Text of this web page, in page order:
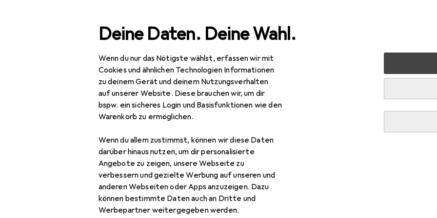
Deine Daten. Deine Wahl.
Wenn du nur das Nötigste wählst, erfassen wir mit
Cookies und ähnlichen Technologien Informationen
zu deinem Gerät und deinem Nutzungsverhalten
auf unserer Website. Diese brauchen wir, um dir
bspw. ein sicheres Login und Basisfunktionen wie den
Warenkorb zu ermöglichen.
Wenn du allem zustimmst, können wir diese Daten
darüber hinaus nutzen, um dir personalisierte
Angebote zu zeigen, unsere Webseite zu
verbessern und gezielte Werbung auf unseren und
anderen Webseiten oder Apps anzuzeigen. Dazu
können bestimmte Daten auch an Dritte und
Werbepartner weitergegeben werden.
Navigation nach KategorienIT + Multimedia Smartphones + Tablets Smartphone Zubehör